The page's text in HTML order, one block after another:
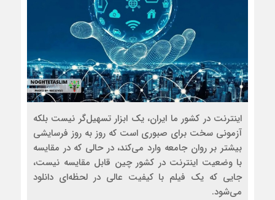
اینترنت در کشور ما ایران، یک ابزار تسهیل‌گر نیست بلکه
آزمونی سخت برای صبوری است که روز به روز فرسایشی
بیشتر بر روان جامعه وارد می‌کند، در حالی که در مقایسه
با وضعیت اینترنت در کشور چین قابل مقایسه نیست،
جایی که یک فیلم با کیفیت عالی در لحظه‌ای دانلود
می‌شود.